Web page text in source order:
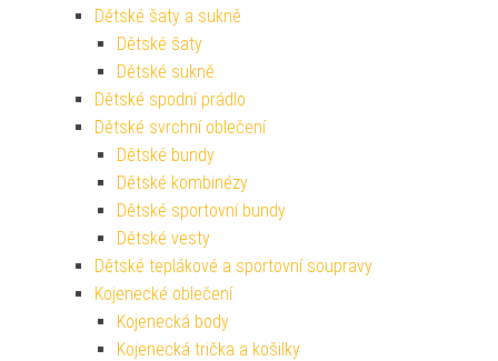
Dětské šaty a sukně
Dětské šaty
Dětské sukně
Dětské spodní prádlo
Dětské svrchní oblečení
Dětské bundy
Dětské kombinézy
Dětské sportovní bundy
Dětské vesty
Dětské teplákové a sportovní soupravy
Kojenecké oblečení
Kojenecká body
Kojenecká trička a košilky